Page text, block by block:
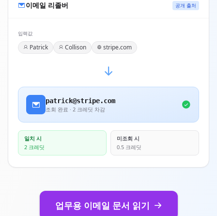
이메일 리졸버 공개 출처
입력값
Patrick Collison stripe.com
patrick@stripe.com
조회 완료 · 2 크레딧 차감
일치 시
2 크레딧
미조회 시
0.5 크레딧
업무용 이메일 문서 읽기